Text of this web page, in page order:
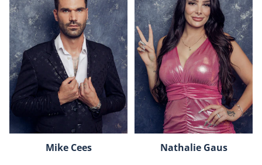
Mike Cees Nathalie Gaus